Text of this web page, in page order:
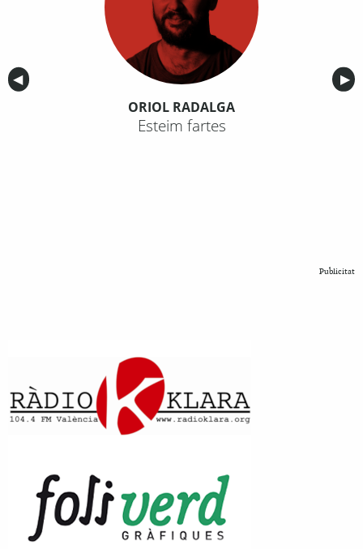
Anterior
◀︎ ▶︎
ORIOL RADALGA
Esteim fartes
Publicitat